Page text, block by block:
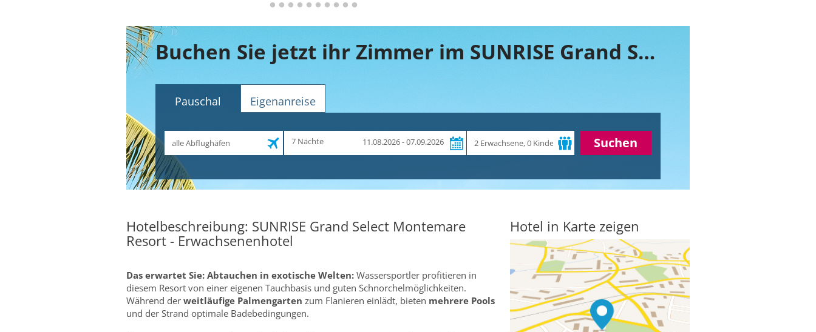
Buchen Sie jetzt ihr Zimmer im SUNRISE Grand Select Montemare Resort - Erwachsenenhotel
Pauschal Eigenanreise
Zeitraum
7 Nächte 11.08.2026 - 07.09.2026 Suchen
Hotelbeschreibung: SUNRISE Grand Select Montemare
Resort - Erwachsenenhotel
Das erwartet Sie: Abtauchen in exotische Welten: Wassersportler profitieren in
diesem Resort von einer eigenen Tauchbasis und guten Schnorchelmöglichkeiten.
Während der weitläufige Palmengarten zum Flanieren einlädt, bieten mehrere Pools
und der Strand optimale Badebedingungen.
Hotel in Karte zeigen